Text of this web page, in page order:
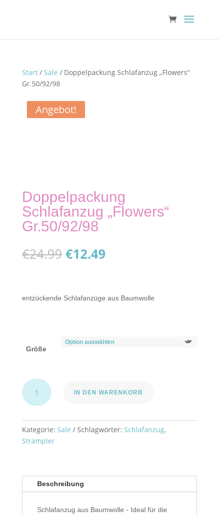
Start/ Sale / Doppelpackung Schlafanzug „Flowers“
Gr.50/92/98
Angebot!
Doppelpackung
Schlafanzug „Flowers“
Gr.50/92/98
€24.99 Ursprünglicher
Preis
€12.49Aktueller
entzückende Schlafanzüge aus Baumwolle
Größe
Doppelpackung
Schlafanzug
"Flowers"
Menge
IN DEN WARENKORB
Kategorie: Sale Schlagwörter: Schlafanzug,
Strampler
Beschreibung
Schlafanzug aus Baumwolle - Ideal für die